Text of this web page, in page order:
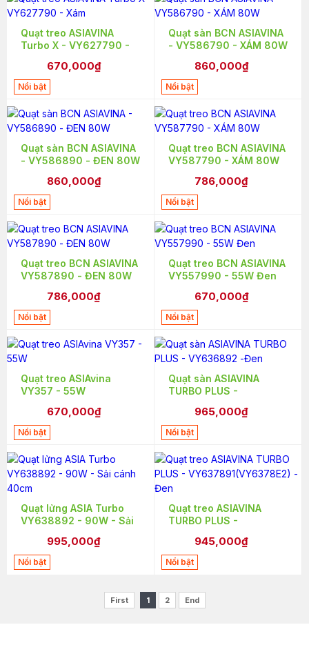
Quạt treo ASIAVINA
Turbo X - VY627790 -
670,000₫
Nổi bật
Quạt sàn BCN ASIAVINA
- VY586790 - XÁM 80W
860,000₫
Nổi bật
Quạt sàn BCN ASIAVINA
- VY586890 - ĐEN 80W
860,000₫
Nổi bật
Quạt treo BCN ASIAVINA
VY587790 - XÁM 80W
786,000₫
Nổi bật
Quạt treo BCN ASIAVINA
VY587890 - ĐEN 80W
786,000₫
Nổi bật
Quạt treo BCN ASIAVINA
VY557990 - 55W Đen
670,000₫
Nổi bật
Quạt treo ASIAvina
VY357 - 55W
670,000₫
Nổi bật
Quạt sàn ASIAVINA
TURBO PLUS -
965,000₫
Nổi bật
Quạt lửng ASIA Turbo
VY638892 - 90W - Sải
995,000₫
Nổi bật
Quạt treo ASIAVINA
TURBO PLUS -
945,000₫
Nổi bật
First 1 2 End